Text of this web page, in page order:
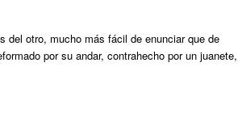
del otro, mucho más fácil de enunciar que de
por su andar, contrahecho por un juanete,